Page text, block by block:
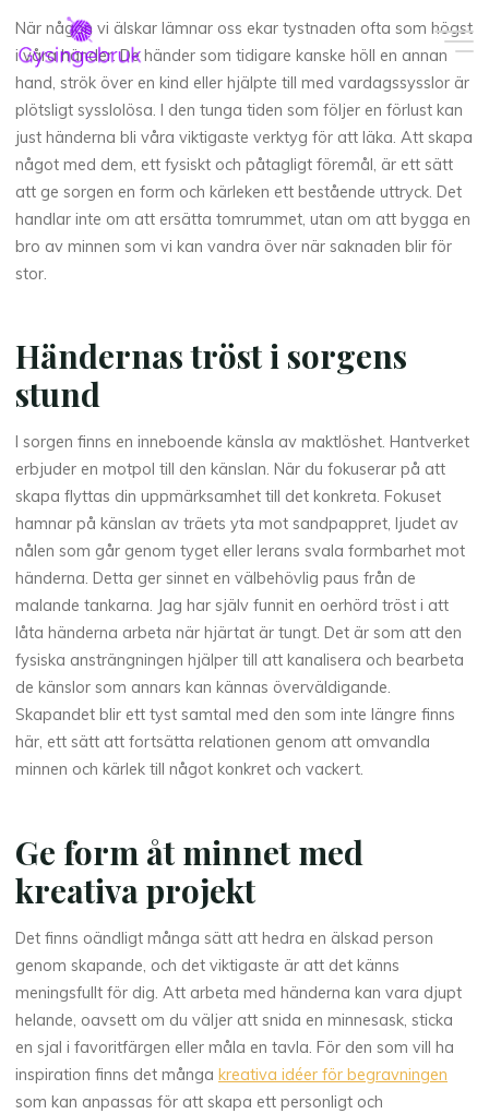
content
När någon vi älskar lämnar oss ekar tystnaden ofta som högst
i våra händer. De händer som tidigare kanske höll en annan
hand, strök över en kind eller hjälpte till med vardagssysslor är
plötsligt sysslolösa. I den tunga tiden som följer en förlust kan
just händerna bli våra viktigaste verktyg för att läka. Att skapa
något med dem, ett fysiskt och påtagligt föremål, är ett sätt
att ge sorgen en form och kärleken ett bestående uttryck. Det
handlar inte om att ersätta tomrummet, utan om att bygga en
bro av minnen som vi kan vandra över när saknaden blir för
stor.
Händernas tröst i sorgens
stund
I sorgen finns en inneboende känsla av maktlöshet. Hantverket
erbjuder en motpol till den känslan. När du fokuserar på att
skapa flyttas din uppmärksamhet till det konkreta. Fokuset
hamnar på känslan av träets yta mot sandpappret, ljudet av
nålen som går genom tyget eller lerans svala formbarhet mot
händerna. Detta ger sinnet en välbehövlig paus från de
malande tankarna. Jag har själv funnit en oerhörd tröst i att
låta händerna arbeta när hjärtat är tungt. Det är som att den
fysiska ansträngningen hjälper till att kanalisera och bearbeta
de känslor som annars kan kännas överväldigande.
Skapandet blir ett tyst samtal med den som inte längre finns
här, ett sätt att fortsätta relationen genom att omvandla
minnen och kärlek till något konkret och vackert.
Ge form åt minnet med
kreativa projekt
Det finns oändligt många sätt att hedra en älskad person
genom skapande, och det viktigaste är att det känns
meningsfullt för dig. Att arbeta med händerna kan vara djupt
helande, oavsett om du väljer att snida en minnesask, sticka
en sjal i favoritfärgen eller måla en tavla. För den som vill ha
inspiration finns det mångakreativa idéer för begravningen
som kan anpassas för att skapa ett personligt och